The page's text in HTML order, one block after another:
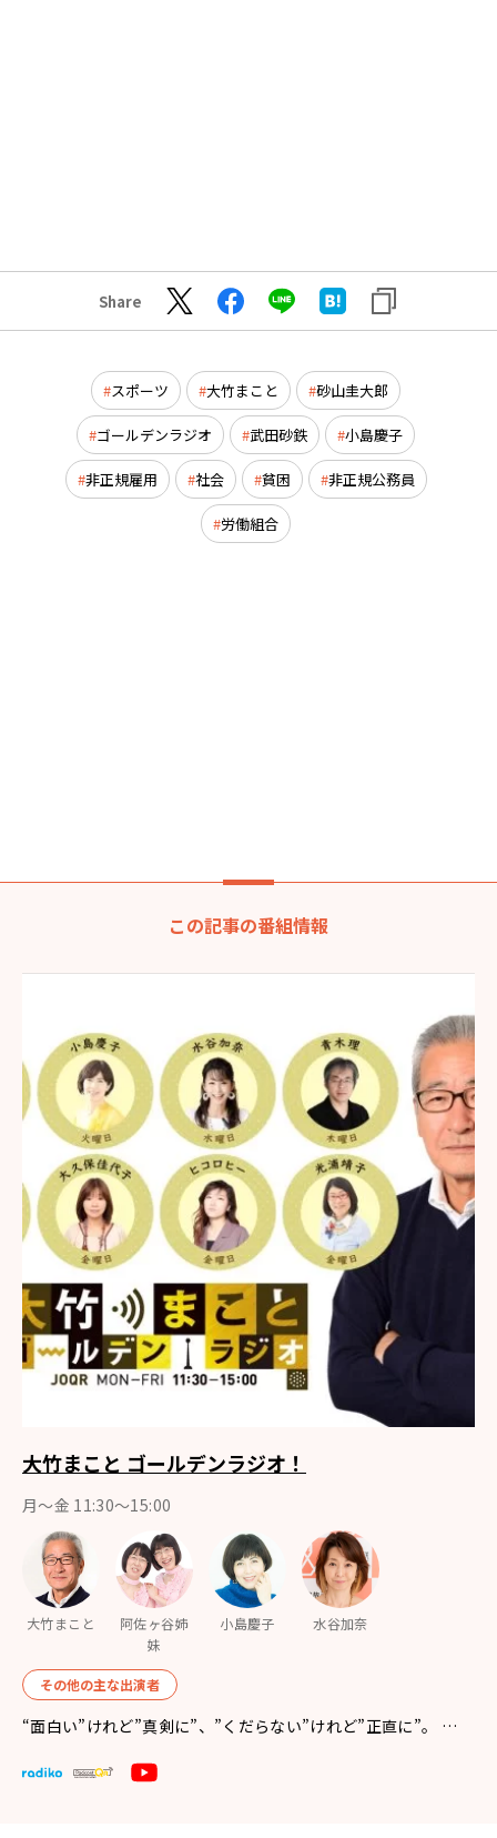
Share
スポーツ 大竹まこと 砂山圭大郎
ゴールデンラジオ 武田砂鉄 小島慶子
非正規雇用 社会 貧困 非正規公務員
労働組合
この記事の番組情報
大竹まこと ゴールデンラジオ！
月〜金 11:30～15:00
大竹まこと
阿佐ヶ谷姉
妹
小島慶子 水谷加奈
その他の主な出演者
“面白い”けれど”真剣に”、”くだらない”けれど”正直に”。 …